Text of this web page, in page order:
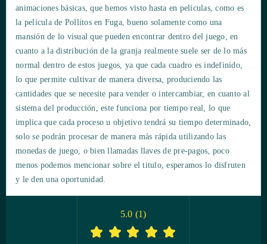
animaciones básicas, que hemos visto hasta en películas, como es
la película de Pollitos en Fuga, bueno solamente como una
mansión de lo visual que pueden encontrar dentro del juego, en
cuanto a la distribución de la granja realmente suele ser de lo más
normal dentro de estos juegos, ya que cada cuadro es indefinido,
lo que permite cultivar de manera diversa, produciendo las
cantidades que se necesite para vender o intercambiar, en cuanto al
sistema del producción, este funciona por tiempo real, lo que
implica que cada proceso u objetivo tendrá su tiempo determinado,
solo se podrán procesar de manera más rápida utilizando las
monedas de juego, o bien llamadas llaves de pre-pagos, poco
menos podemos mencionar sobre el titulo, esperamos lo disfruten
y le den una oportunidad.
5.0 (1)